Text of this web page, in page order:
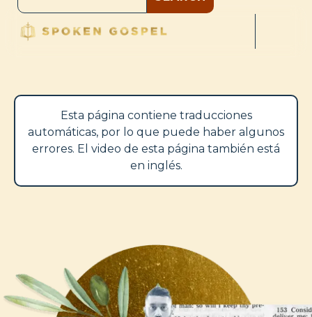
Esta página contiene traducciones
automáticas, por lo que puede haber algunos
errores. El video de esta página también está
en inglés.